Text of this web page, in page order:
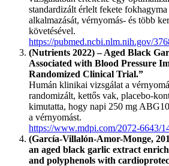
standardizált érlelt fekete
alkalmazását, vérnyomás- és több
követésével.
https://pubmed.ncbi.nlm.nih.gov/
(Nutrients 2022) – Aged Black
Associated with Blood Pressure
Randomized Clinical Trial.”
Humán klinikai vizsgálat a
randomizált, kettős vak, placebo-
kimutatta, hogy napi 250 mg
a vérnyomást.
https://www.mdpi.com/2072-6643/
(García-Villalón-Amor-Monge,
an aged black garlic extract
and polyphenols with